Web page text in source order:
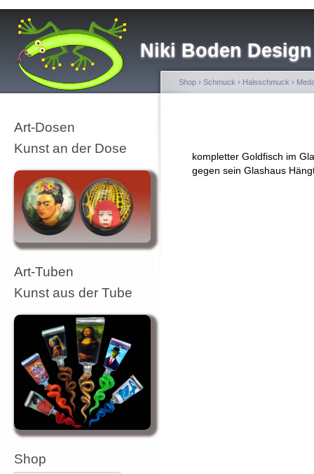
Niki Boden Design
Art-Dosen
Kunst an der Dose
Art-Tuben
Kunst aus der Tube
Shop
Shop › Schmuck › Halsschmuck ›
kompletter Goldfisch im
gegen sein Glashaus